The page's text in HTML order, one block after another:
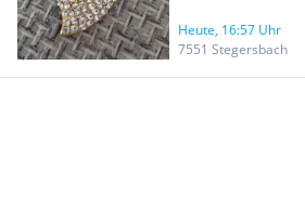
Heute, 16:57 Uhr
7551 Stegersbach